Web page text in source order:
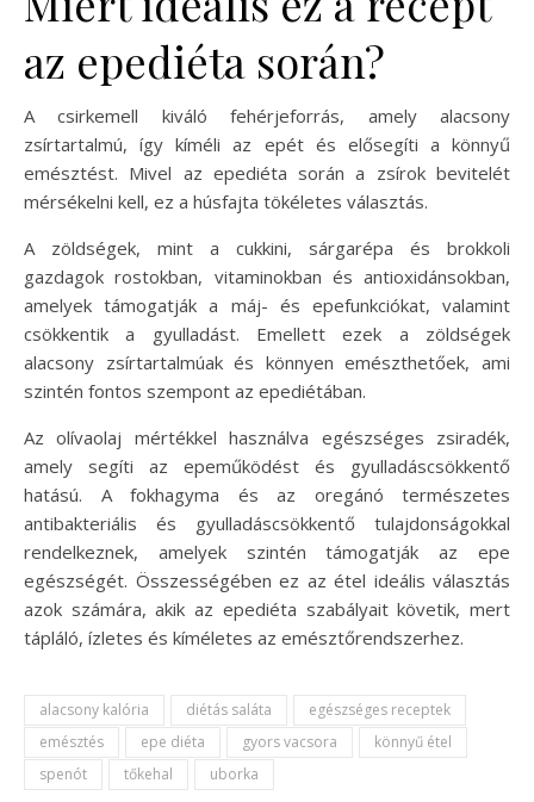
az epediéta során?
A csirkemell kiváló fehérjeforrás, amely alacsony
zsírtartalmú, így kíméli az epét és elősegíti a könnyű
emésztést. Mivel az epediéta során a zsírok bevitelét
mérsékelni kell, ez a húsfajta tökéletes választás.
A zöldségek, mint a cukkini, sárgarépa és brokkoli
gazdagok rostokban, vitaminokban és antioxidánsokban,
amelyek támogatják a máj- és epefunkciókat, valamint
csökkentik a gyulladást. Emellett ezek a zöldségek
alacsony zsírtartalmúak és könnyen emészthetőek, ami
szintén fontos szempont az epediétában.
Az olívaolaj mértékkel használva egészséges zsiradék,
amely segíti az epeműködést és gyulladáscsökkentő
hatású. A fokhagyma és az oregánó természetes
antibakteriális és gyulladáscsökkentő tulajdonságokkal
rendelkeznek, amelyek szintén támogatják az epe
egészségét. Összességében ez az étel ideális választás
azok számára, akik az epediéta szabályait követik, mert
tápláló, ízletes és kíméletes az emésztőrendszerhez.
alacsony kalória diétás saláta
egészséges receptek
emésztés
epe diéta gyors vacsora
könnyű étel
spenót
tőkehal uborka